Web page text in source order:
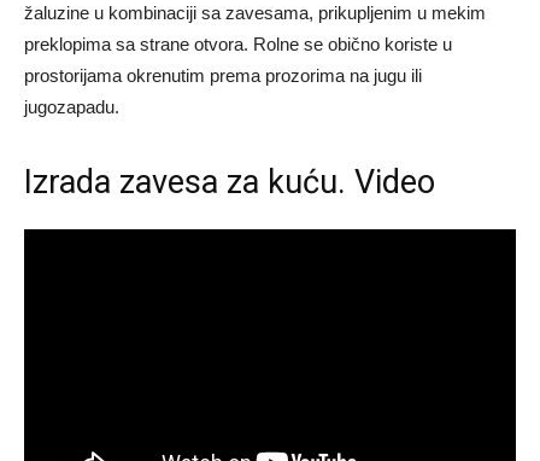
žaluzine u kombinaciji sa zavesama, prikupljenim u mekim
preklopima sa strane otvora. Rolne se obično koriste u
prostorijama okrenutim prema prozorima na jugu ili
jugozapadu.
Izrada zavesa za kuću. Video